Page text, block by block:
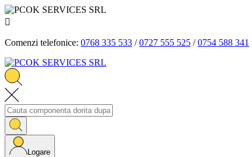

Comenzi telefonice: 0768 335 533 /0727 555 525 /0754 588 341
Logare